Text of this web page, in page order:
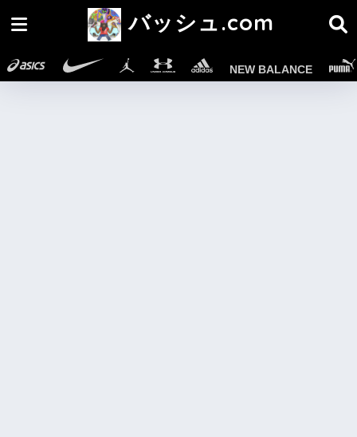
バッシュ.com
NEW BALANCE